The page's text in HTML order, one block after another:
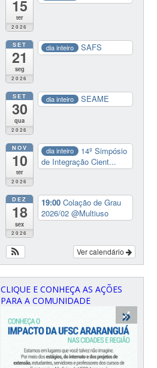
15
ter
2026
SET
21
seg
2026
dia inteiro SAFS
SET
30
qua
2026
dia inteiro SEAME
NOV
10
ter
2026
dia inteiro
14º Simpósio
de Integração Cient...
DEZ
18
sex
2026
19:00Colação de Grau
2026/02@Multiuso
Ver calendário
CLIQUE E CONHEÇA AS AÇÕES
PARA A COMUNIDADE